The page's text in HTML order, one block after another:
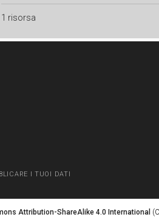
1 risorsa
I TUOI DATI
Attribution-ShareAlike 4.0 International